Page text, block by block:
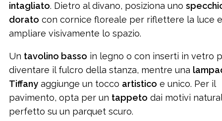
intagliato. Dietro al divano, posiziona uno
dorato con cornice floreale per riflettere la luce e
ampliare visivamente lo spazio.
Un tavolino basso in legno o con inserti in vetro
diventare il fulcro della stanza, mentre una
Tiffany aggiunge un tocco artistico e unico. Per il
pavimento, opta per un tappeto dai motivi
perfetto su un parquet scuro.